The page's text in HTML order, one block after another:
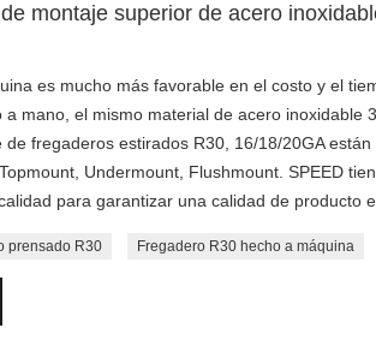
montaje superior de acero
es mucho más favorable en el costo y el
mano, el mismo material de acero inoxidable
fregaderos estirados R30, 16/18/20GA están
Undermount, Flushmount. SPEED
para garantizar una calidad de producto
prensado R30 Fregadero R30 hecho a máquina